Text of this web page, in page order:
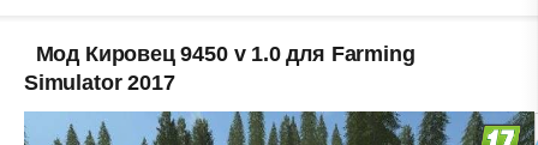
Мод Кировец 9450 v 1.0 для Farming
Simulator 2017